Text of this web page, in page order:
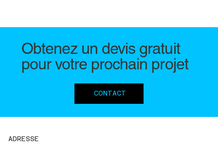
Projet Vidéosurveillance
Obtenez un devis gratuit
pour votre prochain projet
CONTACT
ADRESSE